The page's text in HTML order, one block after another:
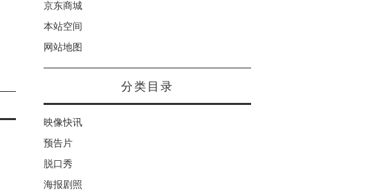
京东商城
本站空间
网站地图
分类目录
映像快讯
预告片
脱口秀
海报剧照